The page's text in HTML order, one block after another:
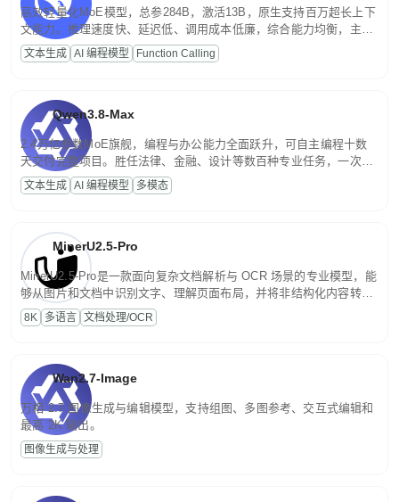
高效轻量化MoE模型，总参284B，激活13B，原生支持百万超长上下
文能力。推理速度快、延迟低、调用成本低廉，综合能力均衡，主打
高并发、轻量化任务，适合日常对话、内容创作、基础 RAG、批量
文案处理等普惠刚需场景。
文本生成 AI 编程模型 Function Calling
Qwen3.8-Max
2.4万亿参数MoE旗舰，编程与办公能力全面跃升，可自主编程十数
天交付完整项目。胜任法律、金融、设计等数百种专业任务，一次对
话端到端交付生产级成果。原生视觉理解贯穿规划、执行与验证全流
程，支持超长文档与长视频的深度语义解析。长程任务中自主规划与
文本生成 AI 编程模型 多模态
MinerU2.5-Pro
MinerU2.5-Pro是一款面向复杂文档解析与 OCR 场景的专业模型，能
够从图片和文档中识别文字、理解页面布局，并将非结构化内容转换
为便于存储、检索和二次处理的结构化结果。
8K 多语言 文档处理/OCR
Wan2.7-Image
万相 2.7 图像生成与编辑模型，支持组图、多图参考、交互式编辑和
最高 2K 输出。
图像生成与处理